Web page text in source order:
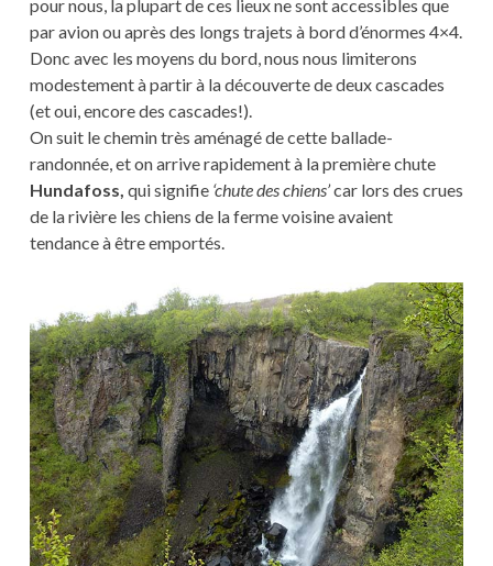
pour nous, la plupart de ces lieux ne sont accessibles que
par avion ou après des longs trajets à bord d’énormes 4×4.
Donc avec les moyens du bord, nous nous limiterons
modestement à partir à la découverte de deux cascades
(et oui, encore des cascades!).
On suit le chemin très aménagé de cette ballade-
randonnée, et on arrive rapidement à la première chute
Hundafoss, qui signifie ‘chute des chiens’car lors des crues
de la rivière les chiens de la ferme voisine avaient
tendance à être emportés.